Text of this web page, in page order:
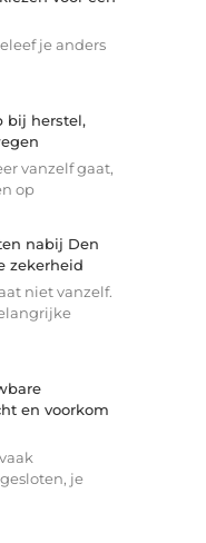
je anders
bij herstel,
vanzelf gaat,
op
nabij Den
zekerheid
niet vanzelf.
en voorkom
je